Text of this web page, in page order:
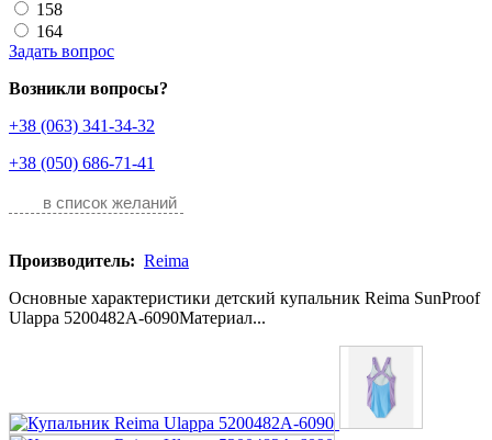
158
164
Задать вопрос
Возникли вопросы?
+38 (063) 341-34-32
+38 (050) 686-71-41
в список желаний
Производитель: Reima
Основные характеристики детский купальник Reima SunProof
Ulappa 5200482A-6090Материал...